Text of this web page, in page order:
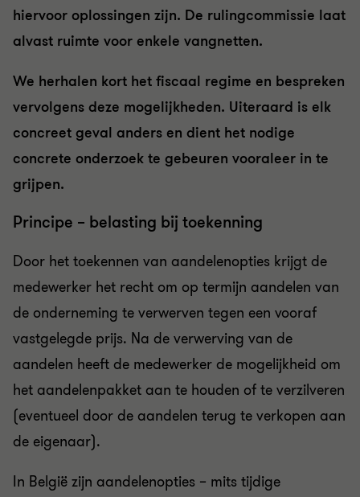
hiervoor oplossingen zijn. De rulingcommissie laat
alvast ruimte voor enkele vangnetten.
We herhalen kort het fiscaal regime en bespreken
vervolgens deze mogelijkheden. Uiteraard is elk
concreet geval anders en dient het nodige
concrete onderzoek te gebeuren vooraleer in te
grijpen.
Principe – belasting bij toekenning
Door het toekennen van aandelenopties krijgt de
medewerker het recht om op termijn aandelen van
de onderneming te verwerven tegen een vooraf
vastgelegde prijs. Na de verwerving van de
aandelen heeft de medewerker de mogelijkheid om
het aandelenpakket aan te houden of te verzilveren
(eventueel door de aandelen terug te verkopen aan
de eigenaar).
In België zijn aandelenopties – mits tijdige